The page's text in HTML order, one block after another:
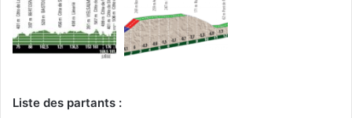
Liste des partants :